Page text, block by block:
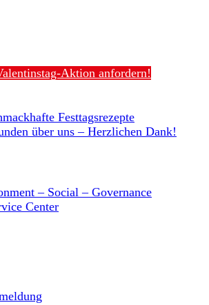
Aktion anfordern!
Festtagsrezepte
über uns – Herzlichen Dank!
– Social – Governance
Center